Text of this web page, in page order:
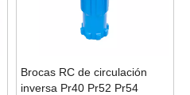
Brocas RC de circulación
inversa Pr40 Pr52 Pr54